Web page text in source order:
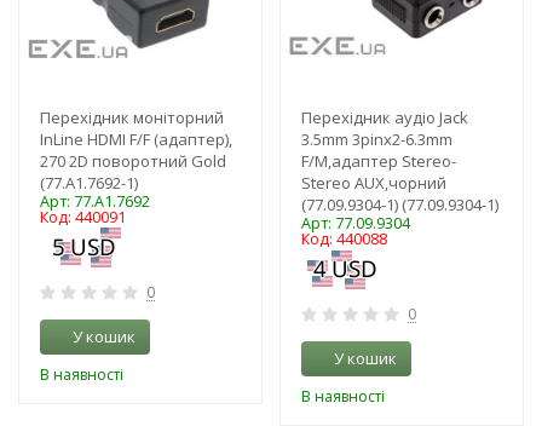
Перехідник моніторний
InLine HDMI F/F (адаптер),
270 2D поворотний Gold
(77.A1.7692-1)
Арт: 77.A1.7692
Код: 440091
0
У кошик
В наявності
Перехідник аудіо Jack
3.5mm 3pinx2-6.3mm
F/M,адаптер Stereo-
Stereo AUX,чорний
(77.09.9304-1) (77.09.9304-1)
Арт: 77.09.9304
Код: 440088
0
У кошик
В наявності